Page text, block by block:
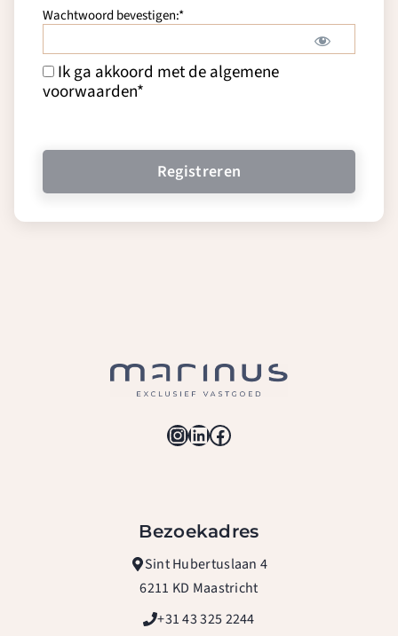
Wachtwoord bevestigen:*
Ik ga akkoord met de algemene
voorwaarden*
Geen waarde
Instagram
LinkedIn
Facebook
Bezoekadres
Sint Hubertuslaan 4
6211 KD Maastricht
+31 43 325 2244